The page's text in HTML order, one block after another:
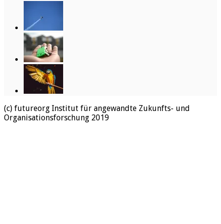
(c) futureorg Institut für angewandte Zukunfts- und
Organisationsforschung 2019